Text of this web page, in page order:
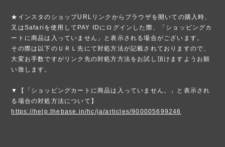
★インスタのショップURLリンクからブラウザを開いての購入時、
又はSafariを使用してPAY IDにログインした際、「ショッピングカ
ートに商品は入っていません」と表示される場合がございます。
その際は以下のＵＲＬ先にて対処方法が記載されておりますので、
大変お手数ですがリンク先の対処方方法をお試し頂けますようお願
い致します。
▼【「ショッピングカートに商品は入っていません。」と表示され
る場合の対処方法について】
https://help.thebase.in/hc/ja/articles/900005699246